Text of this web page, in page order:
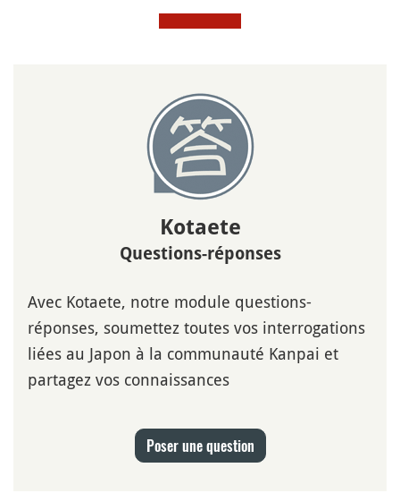
Kotaete
Questions-réponses
Avec Kotaete, notre module questions-
réponses, soumettez toutes vos interrogations
liées au Japon à la communauté Kanpai et
partagez vos connaissances
Poser une question